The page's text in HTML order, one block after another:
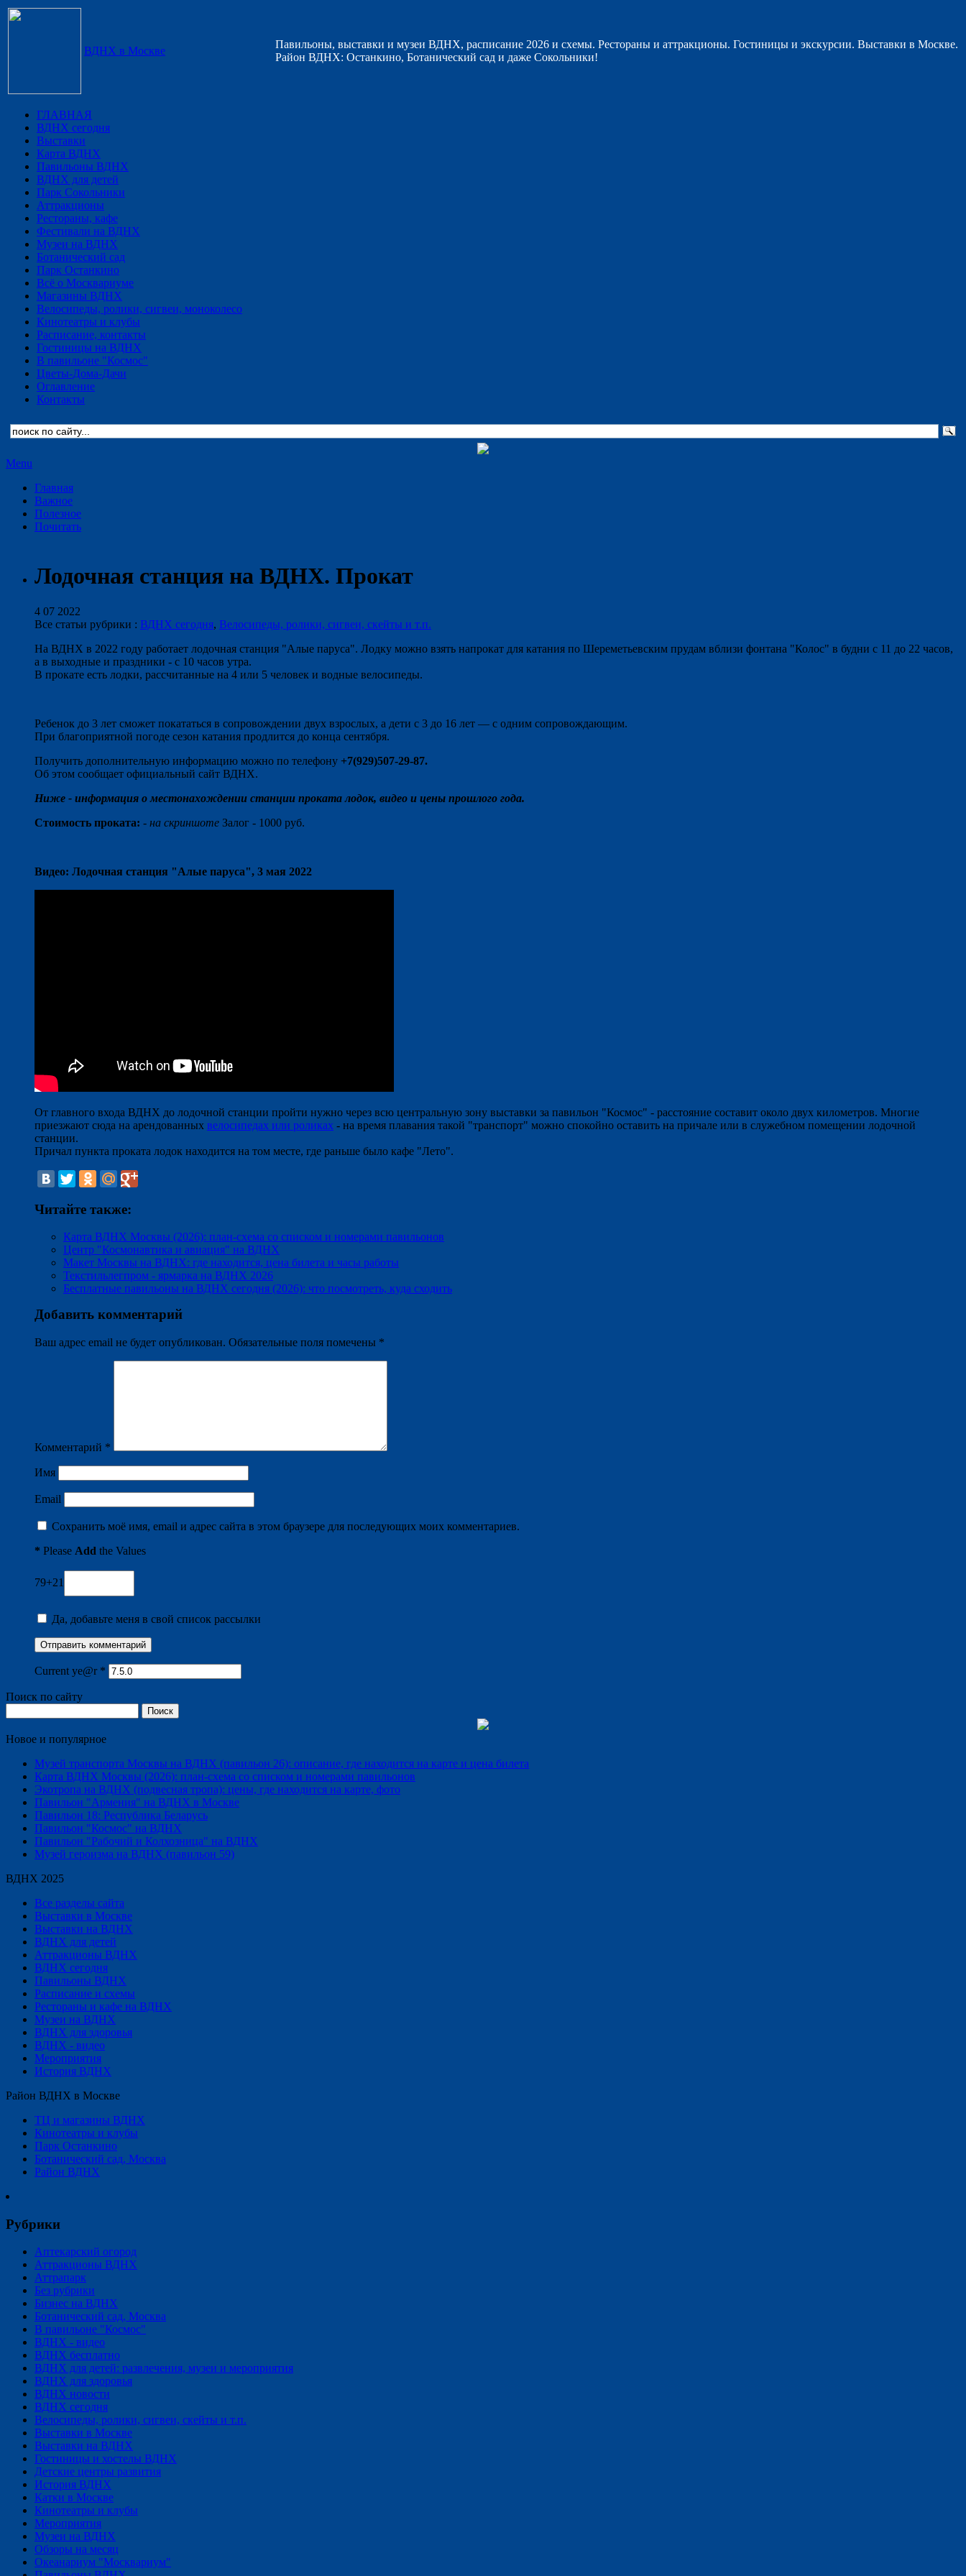
ВДНХ в Москве
Павильоны, выставки и музеи ВДНХ, расписание 2026 и схемы. Рестораны и аттракционы. Гостиницы и экскурсии. Выставки в Москве.
Район ВДНХ: Останкино, Ботанический сад и даже Сокольники!
ГЛАВНАЯ
ВДНХ сегодня
Выставки
Карта ВДНХ
Павильоны ВДНХ
ВДНХ для детей
Парк Сокольники
Аттракционы
Рестораны, кафе
Фестивали на ВДНХ
Музеи на ВДНХ
Ботанический сад
Парк Останкино
Всё о Москвариуме
Магазины ВДНХ
Велосипеды, ролики, сигвеи, моноколесо
Кинотеатры и клубы
Расписание, контакты
Гостиницы на ВДНХ
В павильоне "Космос"
Цветы-Дома-Дачи
Оглавление
Контакты
Menu
Главная
Важное
Полезное
Почитать
Лодочная станция на ВДНХ. Прокат
4 07 2022
Все статьи рубрики : ВДНХ сегодня, Велосипеды, ролики, сигвеи, скейты и т.п.
На ВДНХ в 2022 году работает лодочная станция "Алые паруса". Лодку можно взять напрокат для катания по Шереметьевским прудам вблизи фонтана "Колос" в будни с 11 до 22 часов,
а в выходные и праздники - с 10 часов утра.
В прокате есть лодки, рассчитанные на 4 или 5 человек и водные велосипеды.
Ребенок до 3 лет сможет покататься в сопровождении двух взрослых, а дети с 3 до 16 лет — с одним сопровождающим.
При благоприятной погоде сезон катания продлится до конца сентября.
Получить дополнительную информацию можно по телефону +7(929)507-29-87.
Об этом сообщает официальный сайт ВДНХ.
Ниже - информация о местонахождении станции проката лодок, видео и цены прошлого года.
Стоимость проката: - на скриншоте Залог - 1000 руб.
Видео: Лодочная станция "Алые паруса", 3 мая 2022
От главного входа ВДНХ до лодочной станции пройти нужно через всю центральную зону выставки за павильон "Космос" - расстояние составит около двух километров. Многие
приезжают сюда на арендованных велосипедах или роликах - на время плавания такой "транспорт" можно спокойно оставить на причале или в служебном помещении лодочной
станции.
Причал пункта проката лодок находится на том месте, где раньше было кафе "Лето".
Читайте также:
Карта ВДНХ Москвы (2026): план-схема со списком и номерами павильонов
Центр "Космонавтика и авиация" на ВДНХ
Макет Москвы на ВДНХ: где находится, цена билета и часы работы
Текстильлегпром - ярмарка на ВДНХ 2026
Бесплатные павильоны на ВДНХ сегодня (2026): что посмотреть, куда сходить
Добавить комментарий
Ваш адрес email не будет опубликован. Обязательные поля помечены *
Комментарий *
Имя
Email
Сохранить моё имя, email и адрес сайта в этом браузере для последующих моих комментариев.
* Please Add the Values
79+21
Да, добавьте меня в свой список рассылки
Current ye@r *
Поиск по сайту
Новое и популярное
Музей транспорта Москвы на ВДНХ (павильон 26): описание, где находится на карте и цена билета
Карта ВДНХ Москвы (2026): план-схема со списком и номерами павильонов
Экотропа на ВДНХ (подвесная тропа): цены, где находится на карте, фото
Павильон "Армения" на ВДНХ в Москве
Павильон 18: Республика Беларусь
Павильон "Космос" на ВДНХ
Павильон "Рабочий и Колхозница" на ВДНХ
Музей героизма на ВДНХ (павильон 59)
ВДНХ 2025
Все разделы сайта
Выставки в Москве
Выставки на ВДНХ
ВДНХ для детей
Аттракционы ВДНХ
ВДНХ сегодня
Павильоны ВДНХ
Расписание и схемы
Рестораны и кафе на ВДНХ
Музеи на ВДНХ
ВДНХ для здоровья
ВДНХ - видео
Мероприятия
История ВДНХ
Район ВДНХ в Москве
ТЦ и магазины ВДНХ
Кинотеатры и клубы
Парк Останкино
Ботанический сад, Москва
Район ВДНХ
Рубрики
Аптекарский огород
Аттракционы ВДНХ
Аттрапарк
Без рубрики
Бизнес на ВДНХ
Ботанический сад, Москва
В павильоне "Космос"
ВДНХ - видео
ВДНХ бесплатно
ВДНХ для детей: развлечения, музеи и мероприятия
ВДНХ для здоровья
ВДНХ новости
ВДНХ сегодня
Велосипеды, ролики, сигвеи, скейты и т.п.
Выставки в Москве
Выставки на ВДНХ
Гостиницы и хостелы ВДНХ
Детские центры развития
История ВДНХ
Катки в Москве
Кинотеатры и клубы
Мероприятия
Музеи на ВДНХ
Обзоры на месяц
Океанариум "Москвариум"